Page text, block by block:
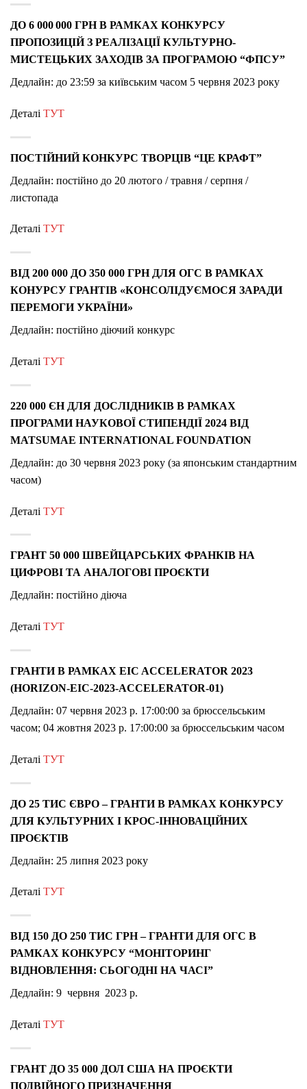
ДО 6 000 000 ГРН В РАМКАХ КОНКУРСУ
ПРОПОЗИЦІЙ З РЕАЛІЗАЦІЇ КУЛЬТУРНО-
МИСТЕЦЬКИХ ЗАХОДІВ ЗА ПРОГРАМОЮ “ФПСУ”
Дедлайн: до 23:59 за київським часом 5 червня 2023 року
Деталі ТУТ
ПОСТІЙНИЙ КОНКУРС ТВОРЦІВ “ЦЕ КРАФТ”
Дедлайн: постійно до 20 лютого / травня / серпня /
листопада
Деталі ТУТ
ВІД 200 000 ДО 350 000 ГРН ДЛЯ ОГС В РАМКАХ
КОНУРСУ ГРАНТІВ «КОНСОЛІДУЄМОСЯ ЗАРАДИ
ПЕРЕМОГИ УКРАЇНИ»
Дедлайн: постійно діючий конкурс
Деталі ТУТ
220 000 ЄН ДЛЯ ДОСЛІДНИКІВ В РАМКАХ
ПРОГРАМИ НАУКОВОЇ СТИПЕНДІЇ 2024 ВІД
MATSUMAE INTERNATIONAL FOUNDATION
Дедлайн: до 30 червня 2023 року (за японським стандартним
часом)
Деталі ТУТ
ГРАНТ 50 000 ШВЕЙЦАРСЬКИХ ФРАНКІВ НА
ЦИФРОВІ ТА АНАЛОГОВІ ПРОЄКТИ
Дедлайн: постійно діюча
Деталі ТУТ
ГРАНТИ В РАМКАХ EIC ACCELERATOR 2023
(HORIZON-EIC-2023-ACCELERATOR-01)
Дедлайн: 07 червня 2023 р. 17:00:00 за брюссельським
часом; 04 жовтня 2023 р. 17:00:00 за брюссельським часом
Деталі ТУТ
ДО 25 ТИС ЄВРО – ГРАНТИ В РАМКАХ КОНКУРСУ
ДЛЯ КУЛЬТУРНИХ І КРОС-ІННОВАЦІЙНИХ
ПРОЄКТІВ
Дедлайн: 25 липня 2023 року
Деталі ТУТ
ВІД 150 ДО 250 ТИС ГРН – ГРАНТИ ДЛЯ ОГС В
РАМКАХ КОНКУРСУ “МОНІТОРИНГ
ВІДНОВЛЕННЯ: СЬОГОДНІ НА ЧАСІ”
Дедлайн: 9 червня 2023 р.
Деталі ТУТ
ГРАНТ ДО 35 000 ДОЛ США НА ПРОЄКТИ
ПОДВІЙНОГО ПРИЗНАЧЕННЯ